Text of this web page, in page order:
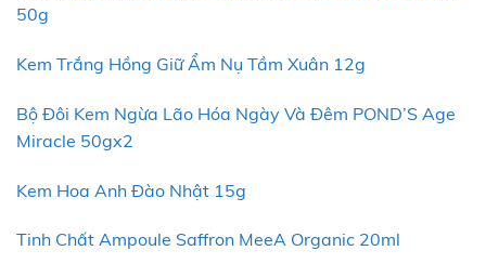
50g
Kem Trắng Hồng Giữ Ẩm Nụ Tầm Xuân 12g
Bộ Đôi Kem Ngừa Lão Hóa Ngày Và Đêm POND’S Age
Miracle 50gx2
Kem Hoa Anh Đào Nhật 15g
Tinh Chất Ampoule Saffron MeeA Organic 20ml